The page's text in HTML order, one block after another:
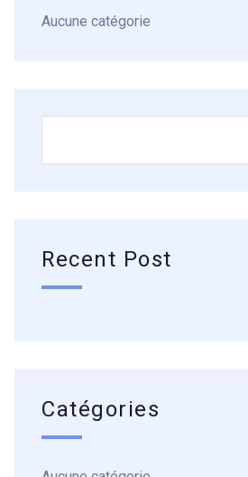
Aucune catégorie
Recent Post
Catégories